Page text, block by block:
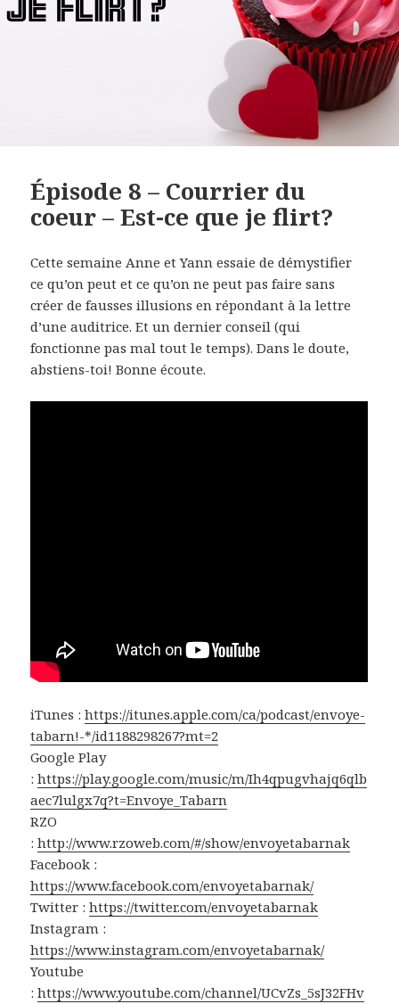
Épisode 8 – Courrier du
coeur – Est-ce que je flirt?
Cette semaine Anne et Yann essaie de démystifier
ce qu’on peut et ce qu’on ne peut pas faire sans
créer de fausses illusions en répondant à la lettre
d’une auditrice. Et un dernier conseil (qui
fonctionne pas mal tout le temps). Dans le doute,
abstiens-toi! Bonne écoute.
iTunes :https://itunes.apple.com/ca/podcast/envoye-
tabarn!-*/id1188298267?mt=2
Google Play
:https://play.google.com/music/m/Ih4qpugvhajq6qlb
aec7lulgx7q?t=Envoye_Tabarn
RZO
:http://www.rzoweb.com/#/show/envoyetabarnak
Facebook :
https://www.facebook.com/envoyetabarnak/
Twitter :https://twitter.com/envoyetabarnak
Instagram :
https://www.instagram.com/envoyetabarnak/
Youtube
:https://www.youtube.com/channel/UCvZs_5sJ32FHv